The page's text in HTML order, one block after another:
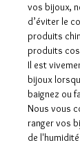
vos bijoux,
d’éviter le
produits
produits
Il est
bijoux
baignez ou
Nous vous
ranger vos
de